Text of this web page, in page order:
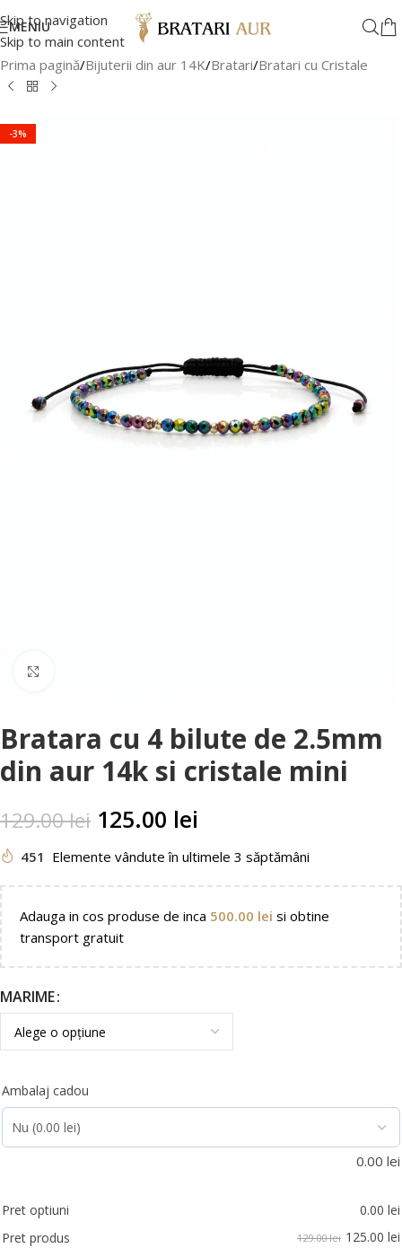
Skip to navigation
Skip to main content
MENIU
Prima pagină/Bijuterii din aur 14K/Bratari/Bratari cu Cristale
-3%
Bratara cu 4 bilute de 2.5mm
din aur 14k si cristale mini
129.00lei 125.00 lei
451 Elemente vândute în ultimele 3 săptămâni
Adauga in cos produse de inca 500.00 lei si obtine
transport gratuit
MARIME
Ambalaj cadou
0.00 lei
Pret optiuni 0.00 lei
Pret produs
129.00 lei 125.00 lei